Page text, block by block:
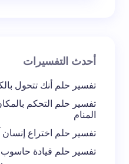
احفظ اسمي والبريد
أحدث التفسيرات
تفسير حلم أنك تتحول
تفسير حلم التحكم
المنام
تفسير حلم اختراع
تفسير حلم قيادة